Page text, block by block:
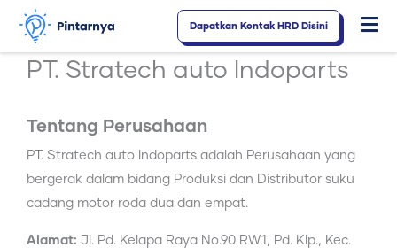
Lewati
konten
Dapatkan Kontak HRD Disini
PT. Stratech auto Indoparts
Tentang Perusahaan
PT. Stratech auto Indoparts adalah Perusahaan yang
bergerak dalam bidang Produksi dan Distributor suku
cadang motor roda dua dan empat.
Alamat: Jl. Pd. Kelapa Raya No.90 RW.1, Pd. Klp., Kec.